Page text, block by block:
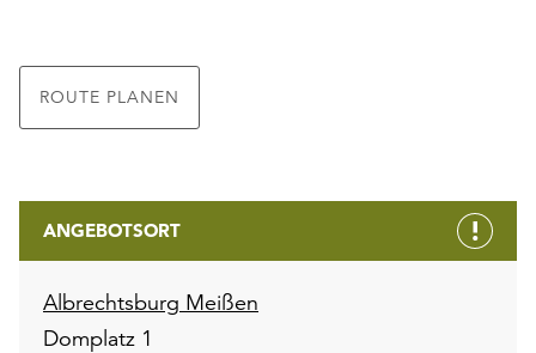
ROUTE PLANEN
ANGEBOTSORT
Albrechtsburg Meißen
Domplatz 1